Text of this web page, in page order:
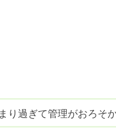
り過ぎて管理がおろそ